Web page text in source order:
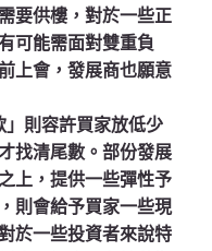
要供樓，對於一些正
可能需面對雙重負
上會，發展商也願意
」則容許買家放低少
找清尾數。部份發展
上，提供一些彈性予
則會給予買家一些現
於一些投資者來說特